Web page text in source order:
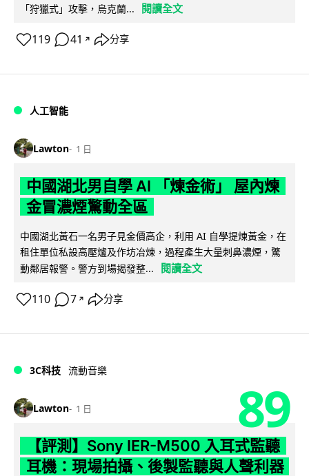
「狩獵式」攻擊，烏克蘭...
閱讀全文
119 41 ↗ 分享
人工智能
Lawton 1 日
中國湖北男自學 AI 「煉金術」 屋內煉
金冒濃煙驚動全區
中國湖北黃石一名男子見金價高企，利用 AI 自學提煉黃金，在
租住單位私設高壓爐及作坊冶煉，過程產生大量刺鼻濃煙，驚
動鄰居報警。警方到場揭發整...
閱讀全文
110 7 ↗ 分享
3C科技 流動音樂
Lawton 1 日 89
【評測】Sony IER-M500 入耳式監聽
耳機：現場拍攝、後製監聽與人聲利器